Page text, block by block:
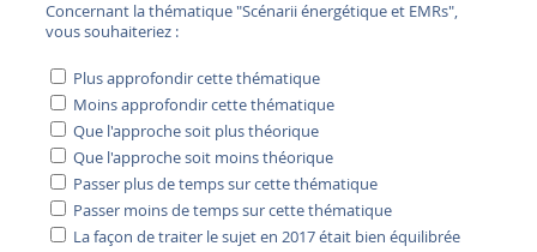
Concernant la thématique "Scénarii énergétique et EMRs",
vous souhaiteriez :
Plus approfondir cette thématique
Moins approfondir cette thématique
Que l'approche soit plus théorique
Que l'approche soit moins théorique
Passer plus de temps sur cette thématique
Passer moins de temps sur cette thématique
La façon de traiter le sujet en 2017 était bien équilibrée